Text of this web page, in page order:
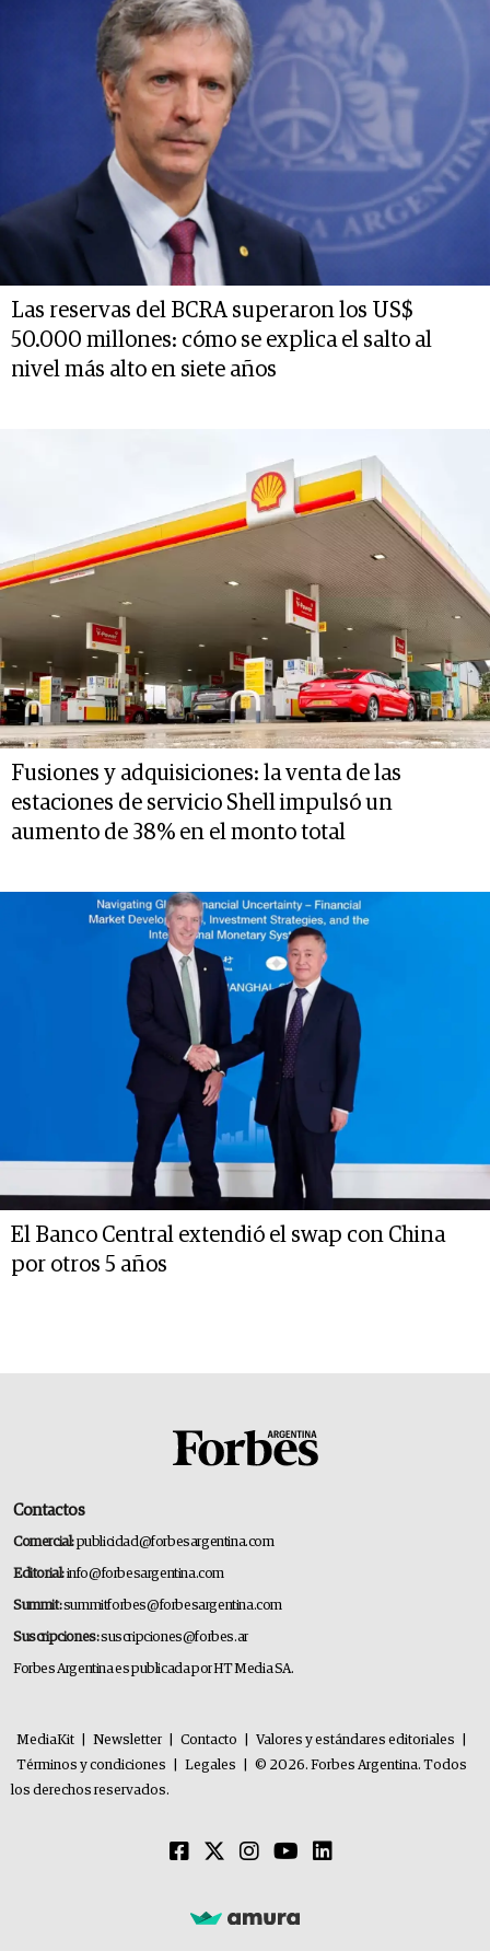
Las reservas del BCRA superaron los US$
50.000 millones: cómo se explica el salto al
nivel más alto en siete años
Fusiones y adquisiciones: la venta de las
estaciones de servicio Shell impulsó un
aumento de 38% en el monto total
El Banco Central extendió el swap con China
por otros 5 años
Contactos
Comercial:publicidad@forbesargentina.com
Editorial:info@forbesargentina.com
Summit:summitforbes@forbesargentina.com
Suscripciones:suscripciones@forbes.ar
Forbes Argentina es publicada por HT Media SA.
MediaKit Newsletter Contacto Valores y estándares editoriales
Términos y condiciones
Legales
© 2026. Forbes Argentina. Todos
los derechos reservados.